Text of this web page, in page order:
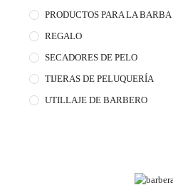
PRODUCTOS PARA LA BARBA
REGALO
SECADORES DE PELO
TIJERAS DE PELUQUERÍA
UTILLAJE DE BARBERO